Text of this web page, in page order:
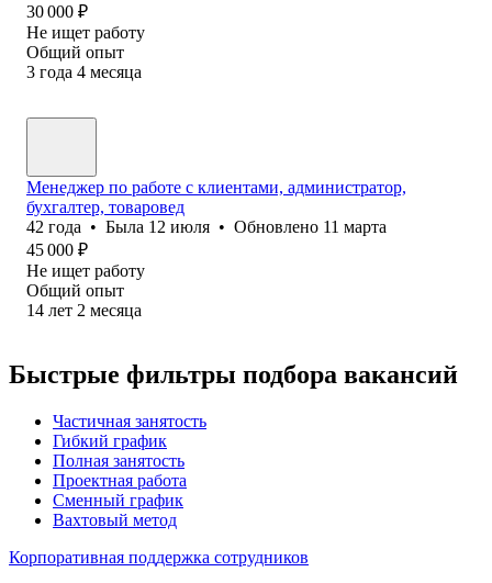
30 000 ₽
Не ищет работу
Общий опыт
3 года 4 месяца
Менеджер по работе с клиентами, администратор,
бухгалтер, товаровед
42 года • Была 12 июля • Обновлено 11 марта
45 000 ₽
Не ищет работу
Общий опыт
14 лет 2 месяца
Быстрые фильтры подбора вакансий
Частичная занятость
Гибкий график
Полная занятость
Проектная работа
Сменный график
Вахтовый метод
Корпоративная поддержка сотрудников